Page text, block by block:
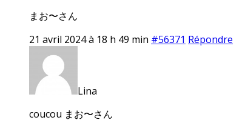
まお〜さん
21 avril 2024 à 18 h 49 min #56371 Répondre
Lina
coucou まお〜さん